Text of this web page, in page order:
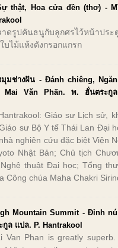
thật, Hoa cửa đền (thơ) -
าดรูปคันธนูกับลูกศรไว้หน้าปร
บไม้แห้งดังกรอกแกรก
มุมช่างฝัน - Đánh chiêng,
Văn Phấn. พ. ฮั่นตระกู
Giáo sư Lịch sử,
sư Bộ Y tế Thái Lan Đại
nghiên cứu đặc biệt Viện
Nhật Bản; Chủ tịch
thuật Đại học; Tổng
Công chúa Maha Chakri
Mountain Summit - Đỉnh
ล แปล. P. Hantrakool
Van Phan is greatly